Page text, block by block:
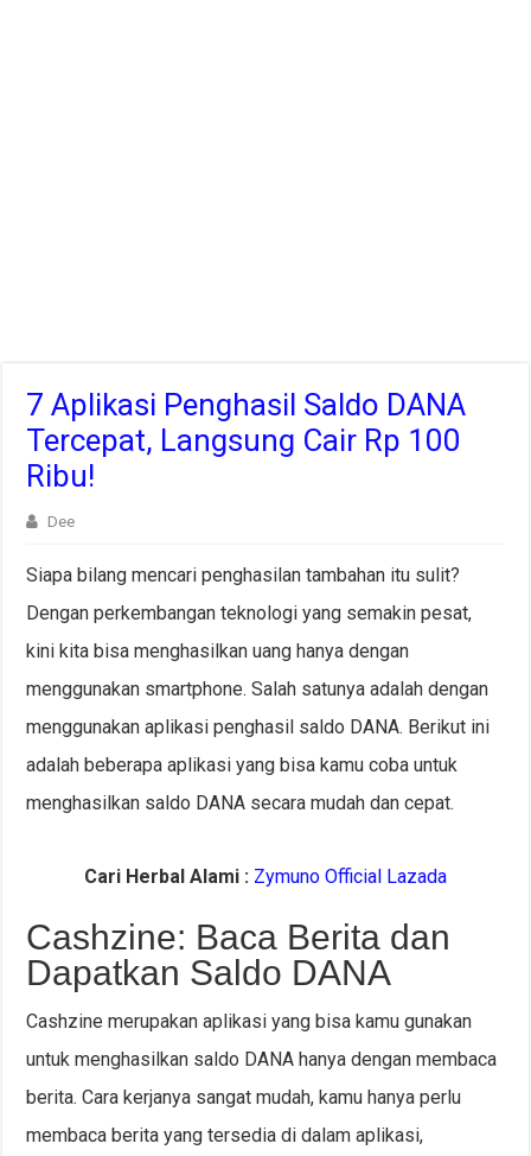
7 Aplikasi Penghasil Saldo DANA
Tercepat, Langsung Cair Rp 100
Ribu!
Dee
Siapa bilang mencari penghasilan tambahan itu sulit?
Dengan perkembangan teknologi yang semakin pesat,
kini kita bisa menghasilkan uang hanya dengan
menggunakan smartphone. Salah satunya adalah dengan
menggunakan aplikasi penghasil saldo DANA. Berikut ini
adalah beberapa aplikasi yang bisa kamu coba untuk
menghasilkan saldo DANA secara mudah dan cepat.
Cari Herbal Alami : Zymuno Official Lazada
Cashzine: Baca Berita dan
Dapatkan Saldo DANA
Cashzine merupakan aplikasi yang bisa kamu gunakan
untuk menghasilkan saldo DANA hanya dengan membaca
berita. Cara kerjanya sangat mudah, kamu hanya perlu
membaca berita yang tersedia di dalam aplikasi,